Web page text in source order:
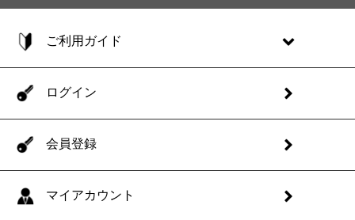
ご利用ガイド
ログイン
会員登録
マイアカウント